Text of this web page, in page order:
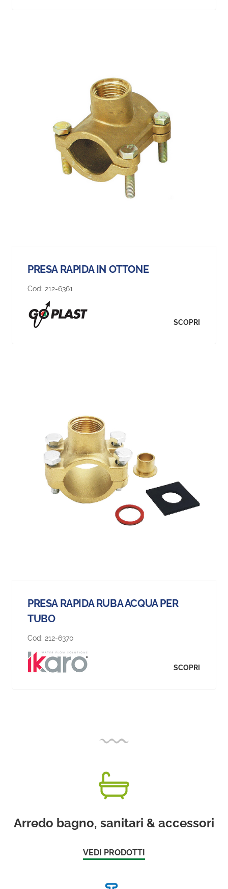
PRESA RAPIDA IN OTTONE
Cod: 212-6361
SCOPRI
PRESA RAPIDA RUBA ACQUA PER
TUBO
Cod: 212-6370
SCOPRI
Arredo bagno, sanitari & accessori
VEDI PRODOTTI